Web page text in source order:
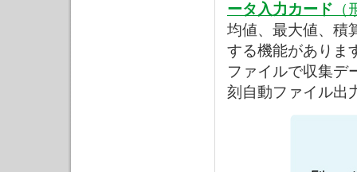
ータ入力カード
均値、最大値、積
する機能がありま
ファイルで収集デ
刻自動ファイル出